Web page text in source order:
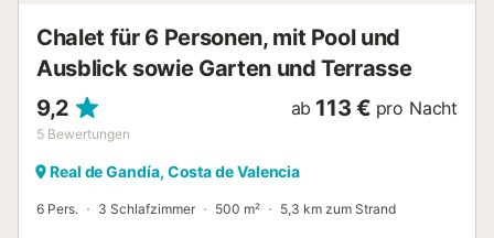
Chalet für 6 Personen, mit Pool und
Ausblick sowie Garten und Terrasse
9,2
5 Bewertungen
ab 113 € pro Nacht
Real de Gandía, Costa de Valencia
6 Pers. 3 Schlafzimmer 500 m² 5,3 km zum Strand